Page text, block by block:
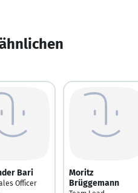
Bari
Officer
Moritz
Brüggemann